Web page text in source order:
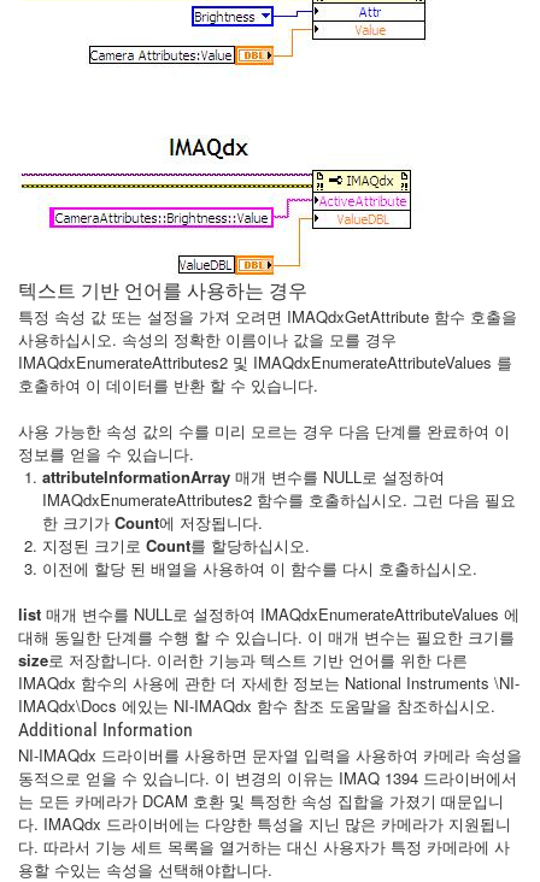
텍스트 기반 언어를 사용하는 경우
특정 속성 값 또는 설정을 가져 오려면 IMAQdxGetAttribute 함수 호출을
사용하십시오. 속성의 정확한 이름이나 값을 모를 경우
IMAQdxEnumerateAttributes2 및 IMAQdxEnumerateAttributeValues 를
호출하여 이 데이터를 반환 할 수 있습니다.
사용 가능한 속성 값의 수를 미리 모르는 경우 다음 단계를 완료하여 이
정보를 얻을 수 있습니다.
attributeInformationArray 매개 변수를 NULL로 설정하여
IMAQdxEnumerateAttributes2 함수를 호출하십시오. 그런 다음 필요
한 크기가 Count에 저장됩니다.
지정된 크기로 Count를 할당하십시오.
이전에 할당 된 배열을 사용하여 이 함수를 다시 호출하십시오.
list 매개 변수를 NULL로 설정하여 IMAQdxEnumerateAttributeValues 에
대해 동일한 단계를 수행 할 수 있습니다. 이 매개 변수는 필요한 크기를
size로 저장합니다. 이러한 기능과 텍스트 기반 언어를 위한 다른
IMAQdx 함수의 사용에 관한 더 자세한 정보는 National Instruments \NI-
IMAQdx\Docs 에있는 NI-IMAQdx 함수 참조 도움말을 참조하십시오.
Additional Information
NI-IMAQdx 드라이버를 사용하면 문자열 입력을 사용하여 카메라 속성을
동적으로 얻을 수 있습니다. 이 변경의 이유는 IMAQ 1394 드라이버에서
는 모든 카메라가 DCAM 호환 및 특정한 속성 집합을 가졌기 때문입니
다. IMAQdx 드라이버에는 다양한 특성을 지닌 많은 카메라가 지원됩니
다. 따라서 기능 세트 목록을 열거하는 대신 사용자가 특정 카메라에 사
용할 수있는 속성을 선택해야합니다.